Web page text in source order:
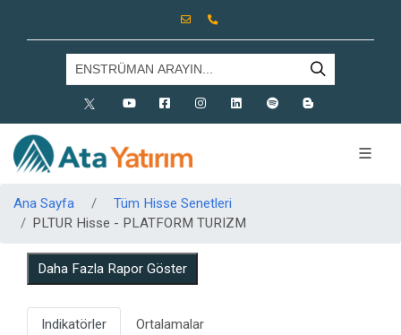
X Youtube FacebookInstagramLinkedinSpotify
Ana Sayfa
Tüm Hisse Senetleri
PLTUR Hisse - PLATFORM TURIZM
Daha Fazla Rapor Göster
Indikatörler
Ortalamalar